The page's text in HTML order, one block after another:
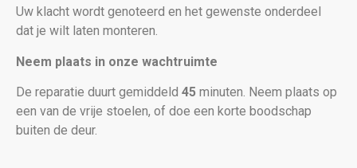
Uw klacht wordt genoteerd en het gewenste onderdeel
dat je wilt laten monteren.
Neem plaats in onze wachtruimte
De reparatie duurt gemiddeld 45 minuten. Neem plaats op
een van de vrije stoelen, of doe een korte boodschap
buiten de deur.